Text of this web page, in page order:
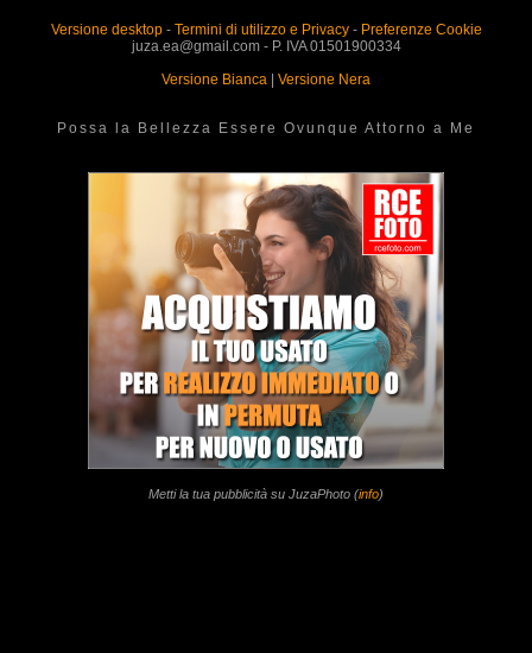
Versione desktop- Termini di utilizzo e Privacy- Preferenze Cookie
juza.ea@gmail.com - P. IVA 01501900334
Versione Bianca
Versione Nera
Possa la Bellezza Essere Ovunque Attorno a Me
Metti la tua pubblicità su JuzaPhoto (info)